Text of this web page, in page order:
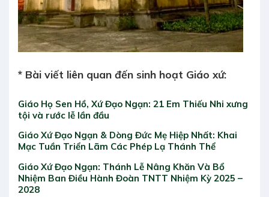
* Bài viết liên quan đến sinh hoạt Giáo xứ:
Giáo Họ Sen Hồ, Xứ Đạo Ngạn: 21 Em Thiếu Nhi xưng
tội và rước lễ lần đầu
Giáo Xứ Đạo Ngạn & Dòng Đức Mẹ Hiệp Nhất: Khai
Mạc Tuần Triển Lãm Các Phép Lạ Thánh Thể
Giáo Xứ Đạo Ngạn: Thánh Lễ Nâng Khăn Và Bổ
Nhiệm Ban Điều Hành Đoàn TNTT Nhiệm Kỳ 2025 –
2028